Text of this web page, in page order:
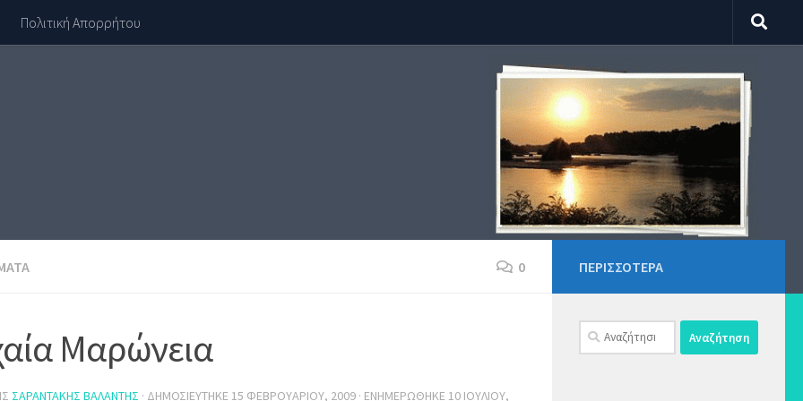
Πολιτική Απορρήτου
0
Μαρώνεια
ΣΑΡΑΝΤΆΚΗΣ ΒΑΛΆΝΤΗΣ · ΔΗΜΟΣΙΕΎΤΗΚΕ 15 ΦΕΒΡΟΥΑΡΊΟΥ, 2009 · ΕΝΗΜΕΡΏΘΗΚΕ 10 ΙΟΥΛΊΟΥ,
ΠΕΡΙΣΣΌΤΕΡΑ
Αναζήτηση
για: